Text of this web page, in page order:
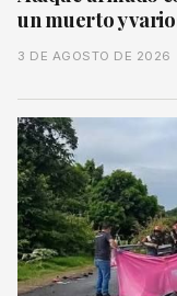
un muerto y
3 DE AGOSTO DE 2026